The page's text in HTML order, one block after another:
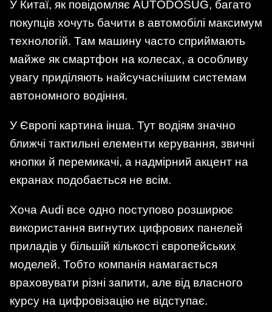
У Китаї, як повідомляє AUTODOSUG, багато
покупців хочуть бачити в автомобілі максимум
технологій. Там машину часто сприймають
майже як смартфон на колесах, а особливу
увагу приділяють найсучаснішим системам
автономного водіння.
У Європі картина інша. Тут водіям значно
ближчі тактильні елементи керування, звичні
кнопки й перемикачі, а надмірний акцент на
екранах подобається не всім.
Хоча Audi все одно поступово розширює
використання вигнутих цифрових панелей
приладів у більшій кількості європейських
моделей. Тобто компанія намагається
враховувати різні запити, але від власного
курсу на цифровізацію не відступає.